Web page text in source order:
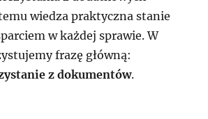
wiedza praktyczna stanie
w każdej sprawie. W
frazę główną:
z dokumentów.